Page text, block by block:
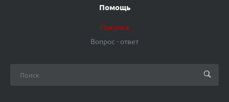
Помощь
Покупка
Вопрос - ответ